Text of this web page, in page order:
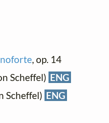
, op. 14
Scheffel) ENG
Scheffel) ENG